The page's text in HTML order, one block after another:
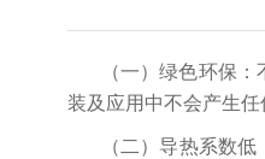
（一）绿色环保
装及应用中不会产生
（二）导热系数